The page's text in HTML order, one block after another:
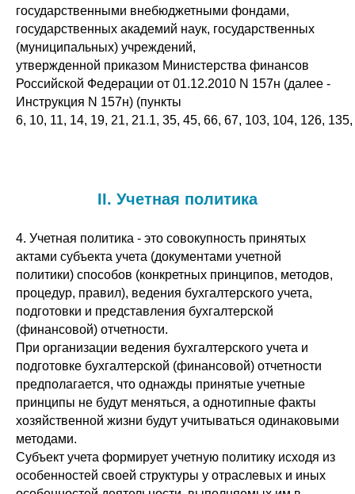
государственными внебюджетными фондами,
государственных академий наук, государственных
(муниципальных) учреждений,
утвержденной приказом Министерства финансов
Российской Федерации от 01.12.2010 N 157н (далее -
Инструкция N 157н) (пункты
6, 10, 11, 14, 19, 21, 21.1, 35, 45, 66, 67, 103, 104, 126,
II. Учетная политика
4. Учетная политика - это совокупность принятых
актами субъекта учета (документами учетной
политики) способов (конкретных принципов, методов,
процедур, правил), ведения бухгалтерского учета,
подготовки и представления бухгалтерской
(финансовой) отчетности.
При организации ведения бухгалтерского учета и
подготовке бухгалтерской (финансовой) отчетности
предполагается, что однажды принятые учетные
принципы не будут меняться, а однотипные факты
хозяйственной жизни будут учитываться одинаковыми
методами.
Субъект учета формирует учетную политику исходя из
особенностей своей структуры у отраслевых и иных